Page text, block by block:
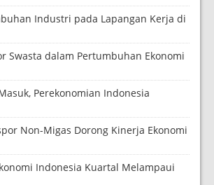
Industri pada Lapangan Kerja di
Swasta dalam Pertumbuhan Ekonomi
Perekonomian Indonesia
Non-Migas Dorong Kinerja Ekonomi
Indonesia Kuartal Melampaui